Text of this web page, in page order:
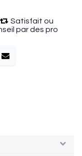
Satisfait ou
par des pro